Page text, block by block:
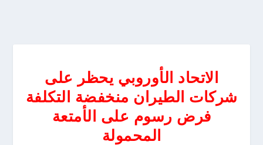
الاتحاد الأوروبي يحظر على
شركات الطيران منخفضة التكلفة
فرض رسوم على الأمتعة
المحمولة